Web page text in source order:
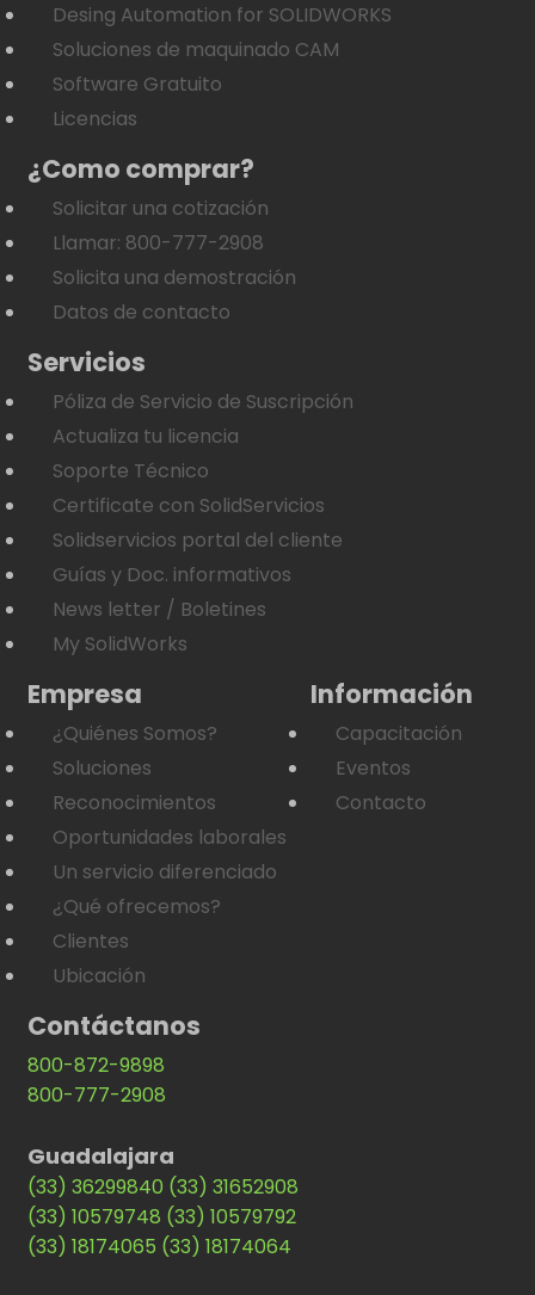
Desing Automation for SOLIDWORKS
Soluciones de maquinado CAM
Software Gratuito
Licencias
¿Como comprar?
Solicitar una cotización
Llamar: 800-777-2908
Solicita una demostración
Datos de contacto
Servicios
Póliza de Servicio de Suscripción
Actualiza tu licencia
Soporte Técnico
Certificate con SolidServicios
Solidservicios portal del cliente
Guías y Doc. informativos
News letter / Boletines
My SolidWorks
Empresa
¿Quiénes Somos?
Soluciones
Reconocimientos
Oportunidades laborales
Un servicio diferenciado
¿Qué ofrecemos?
Clientes
Ubicación
Información
Capacitación
Eventos
Contacto
Contáctanos
800-872-9898
800-777-2908
Guadalajara
(33) 36299840 (33) 31652908
(33) 10579748 (33) 10579792
(33) 18174065 (33) 18174064